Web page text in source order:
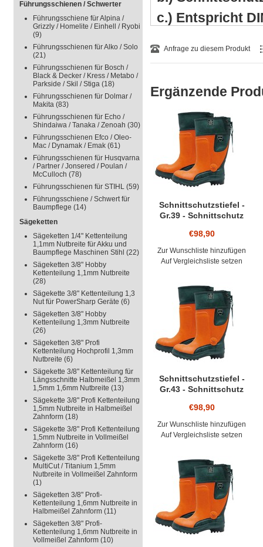
Führungsschienen / Schwerter
Führungsschiene für Alpina /
Grizzly / Homelite / Einhell / Ryobi
(9)
Führungsschienen für Alko / Solo
(21)
Führungsschienen für Bosch /
Black & Decker / Kress / Metabo /
Parkside / Skil / Stiga (18)
Führungsschienen für Dolmar /
Makita (83)
Führungsschienen für Echo /
Shindaiwa / Tanaka / Zenoah (30)
Führungsschienen Efco / Oleo-
Mac / Dynamak / Emak (61)
Führungsschienen für Husqvarna
/ Partner / Jonsered / Poulan /
McCulloch (78)
Führungsschienen für STIHL (59)
Führungsschiene / Schwert für
Baumpflege (14)
Sägeketten
Sägeketten 1/4" Kettenteilung
1,1mm Nutbreite für Akku und
Baumpflege Maschinen Stihl (22)
Sägeketten 3/8" Hobby
Kettenteilung 1,1mm Nutbreite
(28)
Sägekette 3/8" Kettenteilung 1,3
Nut für PowerSharp Geräte (6)
Sägeketten 3/8" Hobby
Kettenteilung 1,3mm Nutbreite
(26)
Sägeketten 3/8" Profi
Kettenteilung Hochprofil 1,3mm
Nutbreite (6)
Sägekette 3/8" Kettenteilung für
Längsschnitte Halbmeißel 1,3mm
1,5mm 1,6mm Nutbreite (13)
Sägekette 3/8" Profi Kettenteilung
1,5mm Nutbreite in Halbmeißel
Zahnform (18)
Sägekette 3/8" Profi Kettenteilung
1,5mm Nutbreite in Vollmeißel
Zahnform (16)
Sägekette 3/8" Profi Kettenteilung
MultiCut / Titanium 1,5mm
Nutbreite in Vollmeißel Zahnform
(1)
Sägeketten 3/8" Profi-
Kettenteilung 1,6mm Nutbreite in
Halbmeißel Zahnform (11)
Sägeketten 3/8" Profi-
Kettenteilung 1,6mm Nutbreite in
Vollmeißel Zahnform (10)
c.) Entspricht
Stiefelgröße
für das Tragen
Dieser
mit einer
Anfrage zu diesem Produkt
Ergänzende
Schnittschutzstiefel -
Gr.39 - Schnittschutz
Gummistiefel
Naturkautschuk
€98,90
Zur Wunschliste hinzufügen
Auf Vergleichsliste setzen
Schnittschutzstiefel -
Gr.43 - Schnittschutz
Gummistiefel
Naturkautschuk
€98,90
Zur Wunschliste hinzufügen
Auf Vergleichsliste setzen